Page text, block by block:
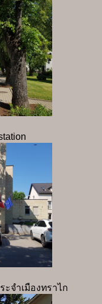
จำเมืองทราไก